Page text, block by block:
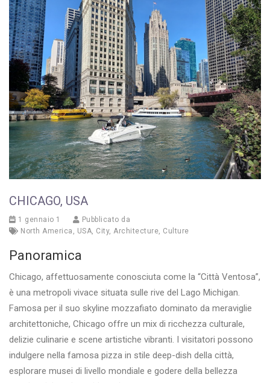
CHICAGO, USA
1 gennaio 1
Pubblicato da
North America , USA, City, Architecture, Culture
Panoramica
Chicago, affettuosamente conosciuta come la “Città Ventosa”,
è una metropoli vivace situata sulle rive del Lago Michigan.
Famosa per il suo skyline mozzafiato dominato da meraviglie
architettoniche, Chicago offre un mix di ricchezza culturale,
delizie culinarie e scene artistiche vibranti. I visitatori possono
indulgere nella famosa pizza in stile deep-dish della città,
esplorare musei di livello mondiale e godere della bellezza